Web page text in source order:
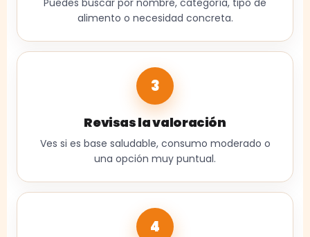
Puedes buscar por nombre, categoría, tipo de
alimento o necesidad concreta.
3
Revisas la valoración
Ves si es base saludable, consumo moderado o
una opción muy puntual.
4